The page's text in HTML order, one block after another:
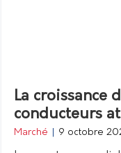
La croissance
conducteurs
Marché 9 octobre